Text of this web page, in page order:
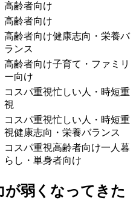
高齢者向け
高齢者向け
高齢者向け健康志向・栄養バ
ランス
高齢者向け子育て・ファミリ
ー向け
コスパ重視忙しい人・時短重
視
コスパ重視忙しい人・時短重
視健康志向・栄養バランス
コスパ重視高齢者向け一人暮
らし・単身者向け
が弱くなってきた